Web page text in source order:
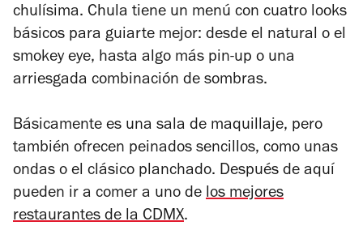
chulísima. Chula tiene un menú con cuatro looks
básicos para guiarte mejor: desde el natural o el
smokey eye, hasta algo más pin-up o una
arriesgada combinación de sombras.
Básicamente es una sala de maquillaje, pero
también ofrecen peinados sencillos, como unas
ondas o el clásico planchado. Después de aquí
pueden ir a comer a uno de los mejores
restaurantes de la CDMX.